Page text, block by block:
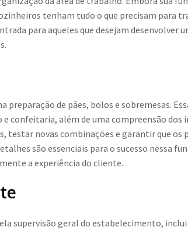
tenham tudo o que precisam para
para aqueles que desejam desenvolver
preparação de pães, bolos e sobremesas.
confeitaria, além de uma compreensão dos
testar novas combinações e garantir que os
são essenciais para o sucesso nessa
a experiência do cliente.
supervisão geral do estabelecimento,